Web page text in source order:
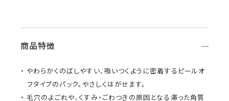
商品特徴
やわらかくのばしやすい、吸いつくように密着するピールオ
フタイプのパック。やさしくはがせます。
毛穴のよごれや、くすみ・ごわつきの原因となる滞った角質